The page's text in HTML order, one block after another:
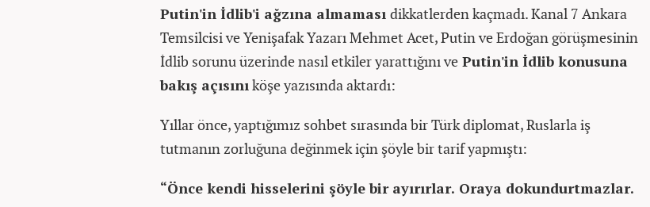
Putin'in İdlib'i ağzına almaması dikkatlerden kaçmadı. Kanal 7 Ankara
Temsilcisi ve Yenişafak Yazarı Mehmet Acet, Putin ve Erdoğan görüşmesinin
İdlib sorunu üzerinde nasıl etkiler yarattığını ve Putin'in İdlib konusuna
bakış açısınıköşe yazısında aktardı:
Yıllar önce, yaptığımız sohbet sırasında bir Türk diplomat, Ruslarla iş
tutmanın zorluğuna değinmek için şöyle bir tarif yapmıştı:
“Önce kendi hisselerini şöyle bir ayırırlar. Oraya dokundurtmazlar.